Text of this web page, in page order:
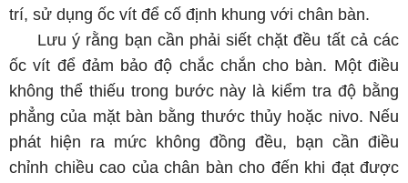
trí, sử dụng ốc vít để cố định khung với chân bàn.
Lưu ý rằng bạn cần phải siết chặt đều tất cả các
ốc vít để đảm bảo độ chắc chắn cho bàn. Một điều
không thể thiếu trong bước này là kiểm tra độ bằng
phẳng của mặt bàn bằng thước thủy hoặc nivo. Nếu
phát hiện ra mức không đồng đều, bạn cần điều
chỉnh chiều cao của chân bàn cho đến khi đạt được